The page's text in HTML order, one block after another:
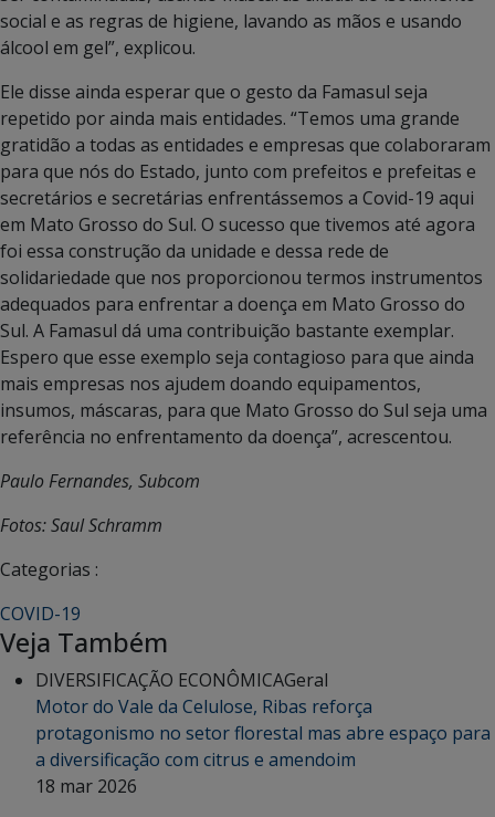
social e as regras de higiene, lavando as mãos e usando
álcool em gel”, explicou.
Ele disse ainda esperar que o gesto da Famasul seja
repetido por ainda mais entidades. “Temos uma grande
gratidão a todas as entidades e empresas que colaboraram
para que nós do Estado, junto com prefeitos e prefeitas e
secretários e secretárias enfrentássemos a Covid-19 aqui
em Mato Grosso do Sul. O sucesso que tivemos até agora
foi essa construção da unidade e dessa rede de
solidariedade que nos proporcionou termos instrumentos
adequados para enfrentar a doença em Mato Grosso do
Sul. A Famasul dá uma contribuição bastante exemplar.
Espero que esse exemplo seja contagioso para que ainda
mais empresas nos ajudem doando equipamentos,
insumos, máscaras, para que Mato Grosso do Sul seja uma
referência no enfrentamento da doença”, acrescentou.
Paulo Fernandes, Subcom
Fotos: Saul Schramm
Categorias :
COVID-19
Veja Também
DIVERSIFICAÇÃO ECONÔMICAGeral
Motor do Vale da Celulose, Ribas reforça
protagonismo no setor florestal mas abre espaço para
a diversificação com citrus e amendoim
18 mar 2026